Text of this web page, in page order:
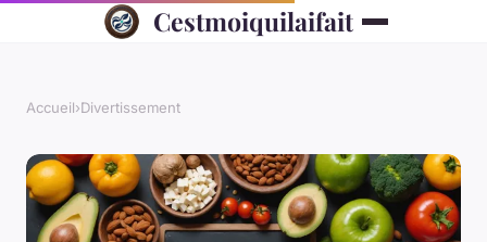
Cestmoiquilaifait
Accueil›Divertissement